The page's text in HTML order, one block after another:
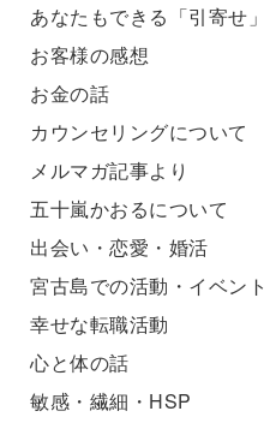
あなたもできる「引寄せ」
お客様の感想
お金の話
カウンセリングについて
メルマガ記事より
五十嵐かおるについて
出会い・恋愛・婚活
宮古島での活動・イベント
幸せな転職活動
心と体の話
敏感・繊細・HSP